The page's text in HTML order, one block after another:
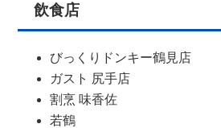
飲食店
びっくりドンキー鶴見店
ガスト 尻手店
割烹 味香佐
若鶴